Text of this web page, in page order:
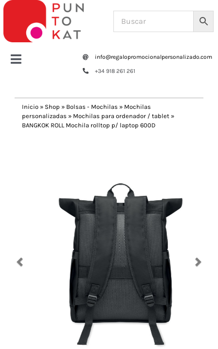
Saltar
contenido
Toggle
Tazas y botellas
info@regalopromocionalpersonalizado.com
+34 918 261 261
Inicio » Shop » Bolsas - Mochilas » Mochilas
personalizadas » Mochilas para ordenador / tablet »
BANGKOK ROLL Mochila rolltop p/ laptop 600D